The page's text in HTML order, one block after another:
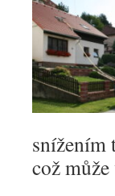
snížením
což